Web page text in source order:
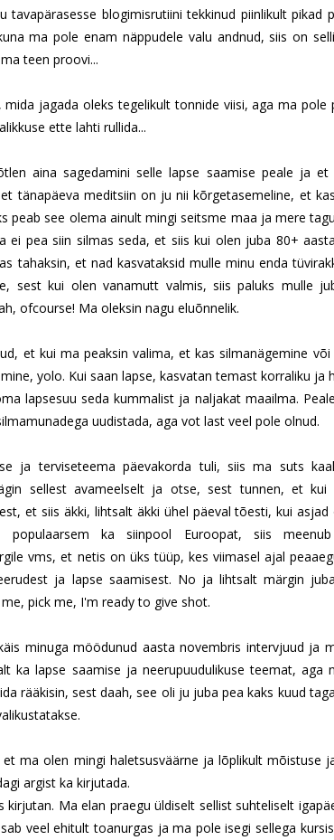
tavapärasesse blogimisrutiini tekkinud piinlikult pikad
ma pole enam näppudele valu andnud, siis on
teen proovi...
mida jagada oleks tegelikult tonnide viisi, aga ma pole
ette lahti rullida...
aina sagedamini selle lapse saamise peale ja
tänapäeva meditsiin on ju nii kõrgetasemeline, et
peab see olema ainult mingi seitsme maa ja mere
ei pea siin silmas seda, et siis kui olen juba 80+
tahaksin, et nad kasvataksid mulle minu enda
sest kui olen vanamutt valmis, siis paluks mulle
ofcourse! Ma oleksin nagu eluõnnelik.
et kui ma peaksin valima, et kas silmanägemine
yolo. Kui saan lapse, kasvatan temast korraliku ja
lapsesuu seda kummalist ja naljakat maailma.
uudistada, aga vot last veel pole olnud.
ja terviseteema päevakorda tuli, siis ma suts
sellest avameelselt ja otse, sest tunnen, et kui
et siis äkki, lihtsalt äkki ühel päeval tõesti, kui
populaarsem ka siinpool Euroopat, siis
vms, et netis on üks tüüp, kes viimasel ajal
ja lapse saamisest. No ja lihtsalt märgin
pick me, I'm ready to give shot.
minuga möödunud aasta novembris intervjuud ja
ka lapse saamise ja neerupuudulikuse teemat,
rääkisin, sest daah, see oli ju juba pea kaks kuud
ma olen mingi haletsusväärne ja lõplikult mõistuse
argist ka kirjutada.
kirjutan. Ma elan praegu üldiselt sellist suhteliselt
veel ehitult toanurgas ja ma pole isegi sellega